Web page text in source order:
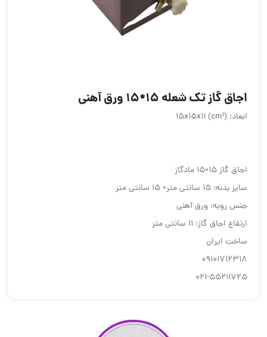
اجاق گاز تک شعله 15*15 ورق آهنی
ابعاد: (cm³) 15x15x11
اجاق گاز 15×15 مادگاز
سایز بدنه: 15 سانتی متر× 15 سانتی متر
جنس رویه: ورق آهنی
ارتفاع اجاق گاز: 11 سانتی متر
ساخت ایران
09101712318
021-55211725